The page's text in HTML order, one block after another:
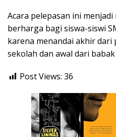
Acara pelepasan ini
berharga bagi siswa-siswi
karena menandai akhir dari
sekolah dan awal dari
Post Views: 36